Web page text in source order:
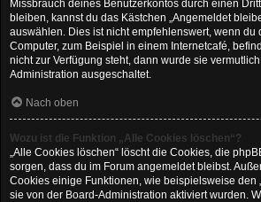
Missbrauch deines Benutzerkontos durch einen
bleiben, kannst du das Kästchen „Angemeldet
auswählen. Dies ist nicht empfehlenswert, wenn du
Computer, zum Beispiel in einem Internetcafé,
nicht zur Verfügung steht, dann wurde sie
Administration ausgeschaltet.
Nach oben
Wozu ist die Funktion „Alle Cookies löschen“?
„Alle Cookies löschen“ löscht die Cookies, die
sorgen, dass du im Forum angemeldet bleibst.
Cookies einige Funktionen, wie beispielsweise den
sie von der Board-Administration aktiviert wurden.